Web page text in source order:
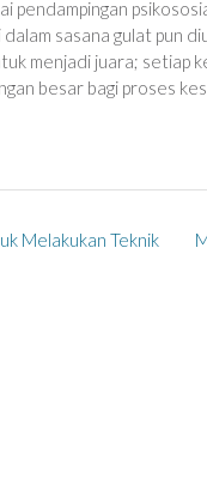
pendampingan
sasana gulat pun
menjadi juara; setiap
besar bagi proses
Melakukan Teknik